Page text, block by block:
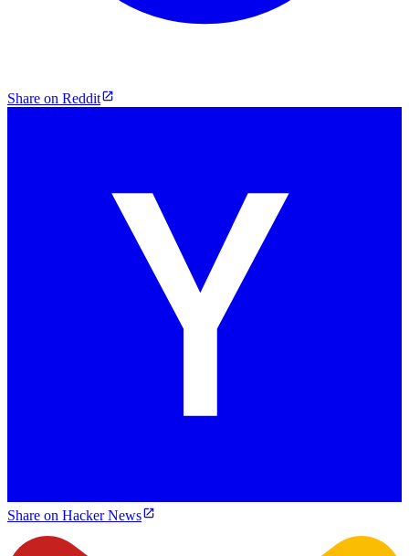
Share on Reddit
Share on Hacker News